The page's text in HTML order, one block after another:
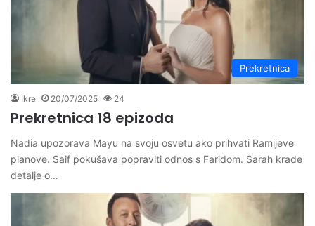
Prekretnica
Ikre 20/07/2025 24
Prekretnica 18 epizoda
Nadia upozorava Mayu na svoju osvetu ako prihvati Ramijeve
planove. Saif pokušava popraviti odnos s Faridom. Sarah krade
detalje o…